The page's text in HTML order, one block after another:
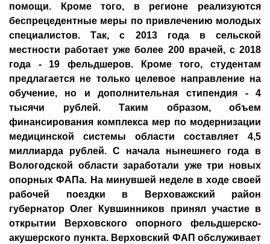
помощи. Кроме того, в регионе реализуются
беспрецедентные меры по привлечению молодых
специалистов. Так, с 2013 года в сельской
местности работает уже более 200 врачей, с 2018
года - 19 фельдшеров. Кроме того, студентам
предлагается не только целевое направление на
обучение, но и дополнительная стипендия - 4
тысячи рублей. Таким образом, объем
финансирования комплекса мер по модернизации
медицинской системы области составляет 4,5
миллиарда рублей. С начала нынешнего года в
Вологодской области заработали уже три новых
опорных ФАПа. На минувшей неделе в ходе своей
рабочей поездки в Верховажский район
губернатор Олег Кувшинников принял участие в
открытии Верховского опорного фельдшерско-
акушерского пункта. Верховский ФАП обслуживает